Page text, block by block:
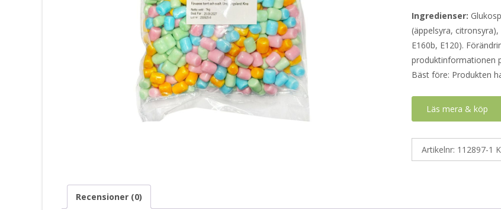
Ingredienser:
(äppelsyra,
E160b, E120).
produktinformationen
Bäst före: Produkten
Läs mera & köp
Artikelnr: 112897-1
Recensioner (0)